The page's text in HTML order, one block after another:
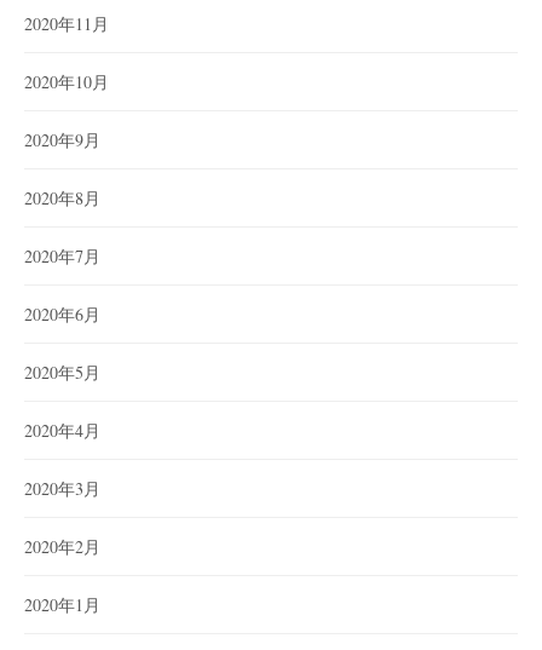
2020年11月
2020年10月
2020年9月
2020年8月
2020年7月
2020年6月
2020年5月
2020年4月
2020年3月
2020年2月
2020年1月